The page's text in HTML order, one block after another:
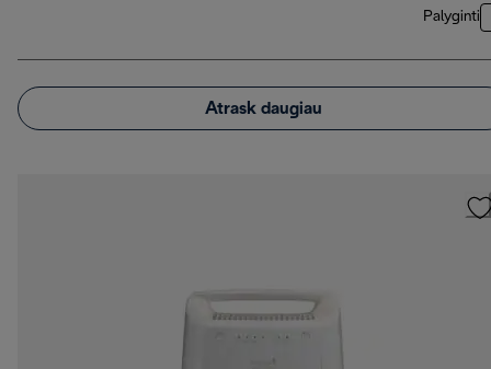
Palyginti
Atrask daugiau